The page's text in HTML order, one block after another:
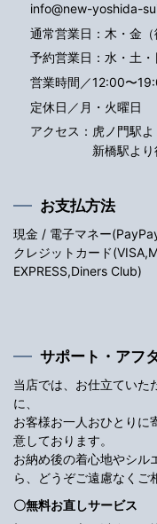
info@new-yoshida-
通常営業日：木・金（
予約営業日：水・土・
営業時間／12:00〜
定休日／月・火曜日
アクセス： 虎ノ門駅
新橋駅よ
お支払方法
現金 / 電子マネー
クレジットカード
EXPRESS,Diners Club)
サポート・アフ
当店では、お仕立ていた
に、
お客様お一人おひとりに
意しております。
お納め後の着心地やシル
ら、どうぞご遠慮なくご
〇無料お直しサービス